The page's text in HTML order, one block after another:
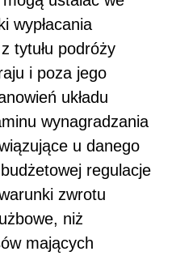
wypłacania
tytułu podróży
i poza jego
układu
wynagradzania
u danego
regulacje
zwrotu
niż
mających